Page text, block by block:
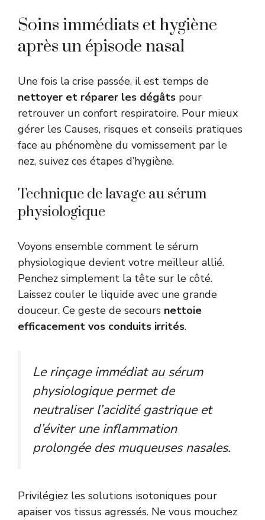
Soins immédiats et hygiène
après un épisode nasal
Une fois la crise passée, il est temps de
nettoyer et réparer les dégâts pour
retrouver un confort respiratoire. Pour mieux
gérer les Causes, risques et conseils pratiques
face au phénomène du vomissement par le
nez, suivez ces étapes d’hygiène.
Technique de lavage au sérum
physiologique
Voyons ensemble comment le sérum
physiologique devient votre meilleur allié.
Penchez simplement la tête sur le côté.
Laissez couler le liquide avec une grande
douceur. Ce geste de secours nettoie
efficacement vos conduits irrités.
Le rinçage immédiat au sérum
physiologique permet de
neutraliser l’acidité gastrique et
d’éviter une inflammation
prolongée des muqueuses nasales.
Privilégiez les solutions isotoniques pour
apaiser vos tissus agressés. Ne vous mouchez